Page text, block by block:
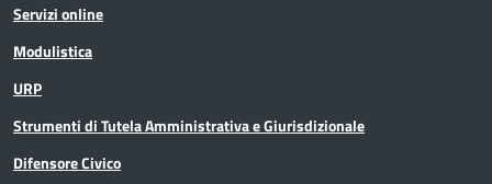
Servizi online
Modulistica
URP
Strumenti di Tutela Amministrativa e Giurisdizionale
Difensore Civico